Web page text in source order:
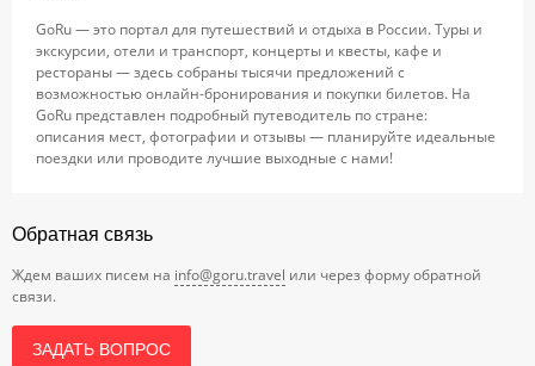
GoRu — это портал для путешествий и отдыха в России. Туры и
экскурсии, отели и транспорт, концерты и квесты, кафе и
рестораны — здесь собраны тысячи предложений с
возможностью онлайн-бронирования и покупки билетов. На
GoRu представлен подробный путеводитель по стране:
описания мест, фотографии и отзывы — планируйте идеальные
поездки или проводите лучшие выходные с нами!
Обратная связь
Ждем ваших писем на info@goru.travel или через форму обратной
связи.
ЗАДАТЬ ВОПРОС